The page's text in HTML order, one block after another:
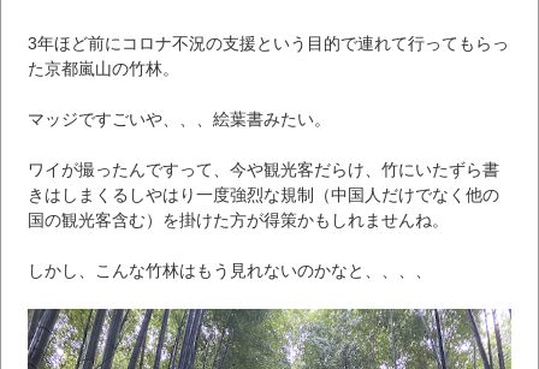
3年ほど前にコロナ不況の支援という目的で連れて行ってもらっ
た京都嵐山の竹林。
マッジですごいや、、、絵葉書みたい。
ワイが撮ったんですって、今や観光客だらけ、竹にいたずら書
きはしまくるしやはり一度強烈な規制（中国人だけでなく他の
国の観光客含む）を掛けた方が得策かもしれませんね。
しかし、こんな竹林はもう見れないのかなと、、、、